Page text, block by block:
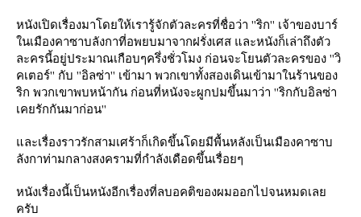
หนังเปิดเรื่องมาโดยให้เรารู้จักตัวละครที่ชื่อว่า ''ริก'' เจ้าของบาร์
นเมืองคาซาบลังกาที่อพยบมาจากฝรั่งเศส และหนังก็เล่าถึงตัว
ละครนี้อยู่ประมาณเกือบๆครึ่งชั่วโมง ก่อนจะโยนตัวละครของ ''วิ
คเตอร์'' กับ ''อิลซ่า'' เข้ามา พวกเขาทั้งสองเดินเข้ามาในร้านของ
ริก พวกเขาพบหน้ากัน ก่อนที่หนังจะผูกปมขึ้นมาว่า ''ริกกับอิลซ่า
เคยรักกันมาก่อน''
ละเรื่องราวรักสามเศร้าก็เกิดขึ้นโดยมีพื้นหลังเป็นเมืองคาซาบ
ลังกาท่ามกลางสงครามที่กำลังเดือดขึ้นเรื่อยๆ
หนังเรื่องนี้เป็นหนังอีกเรื่องที่ลบอคติของผมออกไปจนหมดเล
ครับ